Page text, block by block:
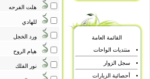
هلت الفرحه
للهادي
ورد الخجل
هيام الروح
نور الفلك
القائمة العامة
منتديات الواحات
سجل الزوار
أحصائية الزيارات